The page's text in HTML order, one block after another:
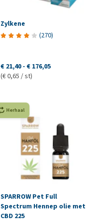
Zylkene
(270)
€ 21,40 - € 176,05
(€ 0,65 / st)
Herhaal
SPARROW Pet Full
Spectrum Hennep olie met
CBD 225